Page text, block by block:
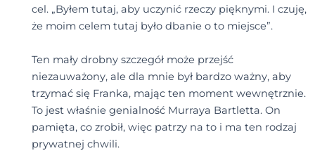
cel. „Byłem tutaj, aby uczynić rzeczy pięknymi. I czuję,
że moim celem tutaj było dbanie o to miejsce”.
Ten mały drobny szczegół może przejść
niezauważony, ale dla mnie był bardzo ważny, aby
trzymać się Franka, mając ten moment wewnętrznie.
To jest właśnie genialność Murraya Bartletta. On
pamięta, co zrobił, więc patrzy na to i ma ten rodzaj
prywatnej chwili.